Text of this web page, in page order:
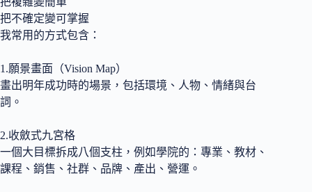
把不確定變可掌握
我常用的方式包含：
1.願景畫面（Vision Map）
畫出明年成功時的場景，包括環境、人物、情緒與台
詞。
2.收斂式九宮格
一個大目標拆成八個支柱，例如學院的：專業、教材、
課程、銷售、社群、品牌、產出、營運。